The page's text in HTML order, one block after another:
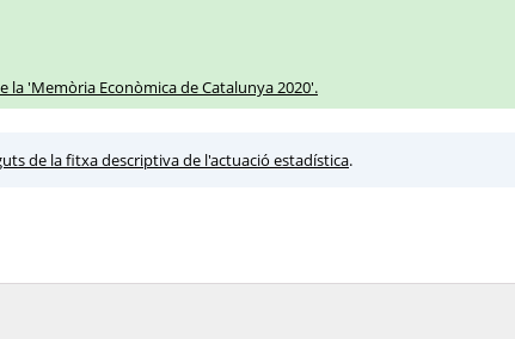
la 'Memòria Econòmica de Catalunya 2020'.
de la fitxa descriptiva de l'actuació estadística.